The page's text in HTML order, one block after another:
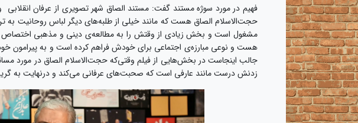
فهیم در مورد سوژه مستند گفت: مستند الصاق شهر تصویری از عرفان
حجت‌الاسلام الصاق هست که مانند خیلی از طلبه‌های دیگر لباس روحانیت
مشغول است و بخش زیادی از وقتش را به مطالعه‌ی دینی و مذهبی اختصاص
هست و نوعی مبارزه‌ی اجتماعی برای خودش فراهم کرده است و به
جالب اینجاست در بخش‌هایی از فیلم وقتی‌که حجت‌الاسلام الصاق در
زدنش درست مانند عارفی است که صحبت‌های عرفانی می‌کند و درنهایت به